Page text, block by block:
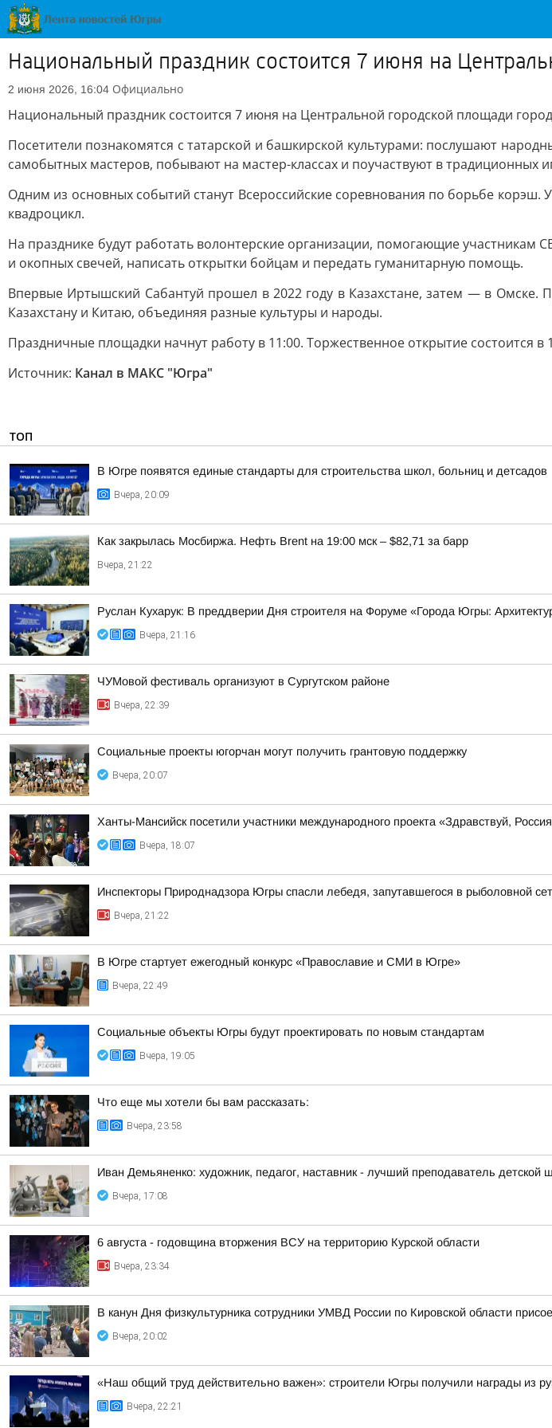
Национальный праздник состоится 7 июня на
2 июня 2026, 16:04 Официально
Национальный праздник состоится 7 июня на Центральной городской площади
Посетители познакомятся с татарской и башкирской культурами: послушают
самобытных мастеров, побывают на мастер-классах и поучаствуют в традиционных
Одним из основных событий станут Всероссийские соревнования по борьбе
квадроцикл.
На празднике будут работать волонтерские организации, помогающие
и окопных свечей, написать открытки бойцам и передать гуманитарную помощь.
Впервые Иртышский Сабантуй прошел в 2022 году в Казахстане, затем — в Омске.
Казахстану и Китаю, объединяя разные культуры и народы.
Праздничные площадки начнут работу в 11:00. Торжественное открытие состоится в
Источник: Канал в МАКС "Югра"
ТОП
В Югре появятся единые стандарты для строительства школ, больниц и детсадов
Вчера, 20:09
Как закрылась Мосбиржа. Нефть Brent на 19:00 мск – $82,71 за барр
Вчера, 21:22
Руслан Кухарук: В преддверии Дня строителя на Форуме «Города Югры:
Вчера, 21:16
ЧУМовой фестиваль организуют в Сургутском районе
Вчера, 22:39
Социальные проекты югорчан могут получить грантовую поддержку
Вчера, 20:07
Ханты-Мансийск посетили участники международного проекта «Здравствуй,
Вчера, 18:07
Инспекторы Природнадзора Югры спасли лебедя, запутавшегося в рыболовной
Вчера, 21:22
В Югре стартует ежегодный конкурс «Православие и СМИ в Югре»
Вчера, 22:49
Социальные объекты Югры будут проектировать по новым стандартам
Вчера, 19:05
Что еще мы хотели бы вам рассказать:
Вчера, 23:58
Иван Демьяненко: художник, педагог, наставник - лучший преподаватель детской
Вчера, 17:08
6 августа - годовщина вторжения ВСУ на территорию Курской области
Вчера, 23:34
В канун Дня физкультурника сотрудники УМВД России по Кировской области
Вчера, 20:02
«Наш общий труд действительно важен»: строители Югры получили награды из
Вчера, 22:21